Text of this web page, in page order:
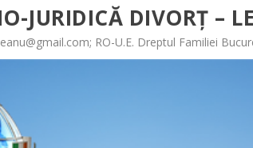
JURIDICĂ DIVORȚ –
; RO-U.E. Dreptul Familiei